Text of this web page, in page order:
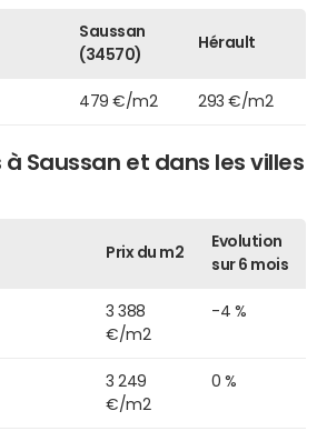
Saussan
(34570)
Hérault
479 €/m2 293 €/m2
à Saussan et dans les villes
Prix du m2
Evolution
sur 6 mois
3 388
€/m2
-4 %
3 249
€/m2
0 %